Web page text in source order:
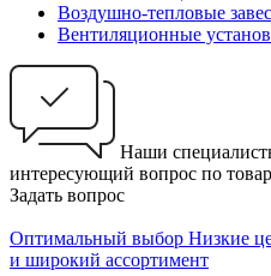
Воздушно-тепловые
Вентиляционные
Наши
интересующий вопрос по
Задать вопрос
Оптимальный выбор Низкие
и широкий ассортимент